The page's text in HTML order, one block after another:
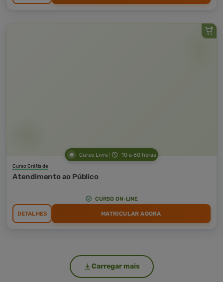
Curso Livre 10 a 60 horas
Curso Grátis de
Atendimento ao Público
CURSO ON-LINE
DETALHES MATRICULAR AGORA
Carregar mais